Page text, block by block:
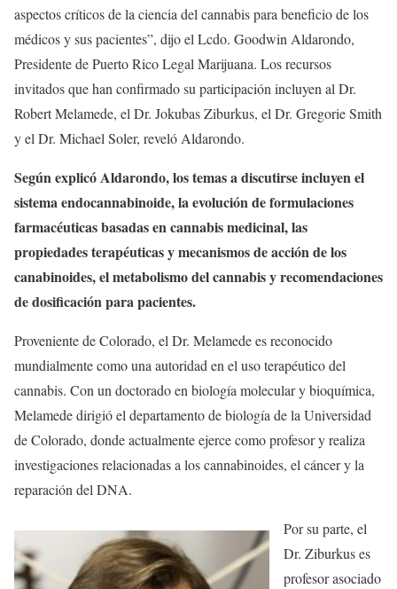
aspectos críticos de la ciencia del cannabis para beneficio de los
médicos y sus pacientes”, dijo el Lcdo. Goodwin Aldarondo,
Presidente de Puerto Rico Legal Marijuana. Los recursos
invitados que han confirmado su participación incluyen al Dr.
Robert Melamede, el Dr. Jokubas Ziburkus, el Dr. Gregorie Smith
y el Dr. Michael Soler, reveló Aldarondo.
Según explicó Aldarondo, los temas a discutirse incluyen el
sistema endocannabinoide, la evolución de formulaciones
farmacéuticas basadas en cannabis medicinal, las
propiedades terapéuticas y mecanismos de acción de los
canabinoides, el metabolismo del cannabis y recomendaciones
de dosificación para pacientes.
Proveniente de Colorado, el Dr. Melamede es reconocido
mundialmente como una autoridad en el uso terapéutico del
cannabis. Con un doctorado en biología molecular y bioquímica,
Melamede dirigió el departamento de biología de la Universidad
de Colorado, donde actualmente ejerce como profesor y realiza
investigaciones relacionadas a los cannabinoides, el cáncer y la
reparación del DNA.
Por su parte, el
Dr. Ziburkus es
profesor asociado